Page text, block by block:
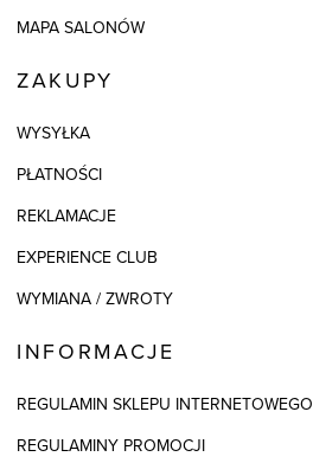
MAPA SALONÓW
ZAKUPY
WYSYŁKA
PŁATNOŚCI
REKLAMACJE
EXPERIENCE CLUB
WYMIANA / ZWROTY
INFORMACJE
REGULAMIN SKLEPU INTERNETOWEGO
REGULAMINY PROMOCJI